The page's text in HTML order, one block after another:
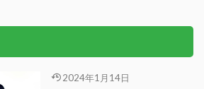
2024年1月14日